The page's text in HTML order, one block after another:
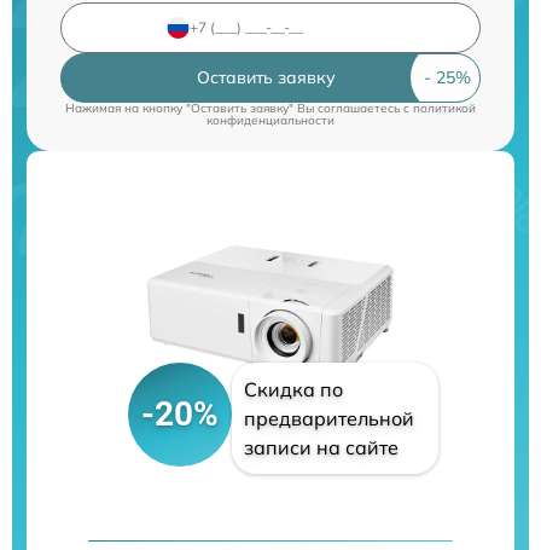
Оставить заявку
Нажимая на кнопку "Оставить заявку" Вы соглашаетесь cполитикой
конфиденциальности
-20%
Скидка по
предварительной
записи на сайте